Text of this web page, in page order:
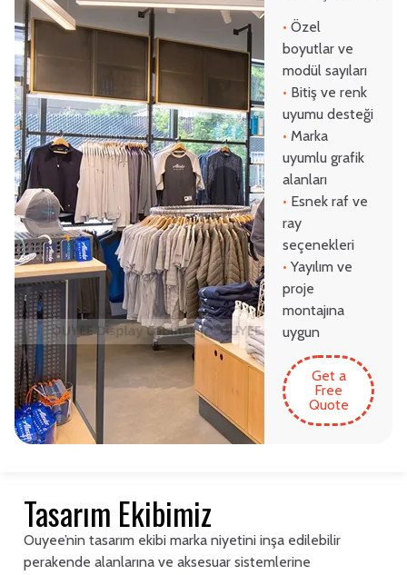
• Özel
boyutlar ve
modül sayıları
• Bitiş ve renk
uyumu desteği
• Marka
uyumlu grafik
alanları
• Esnek raf ve
ray
seçenekleri
• Yayılım ve
proje
montajına
uygun
Get a
Free
Quote
Tasarım Ekibimiz
Ouyee’nin tasarım ekibi marka niyetini inşa edilebilir
perakende alanlarına ve aksesuar sistemlerine